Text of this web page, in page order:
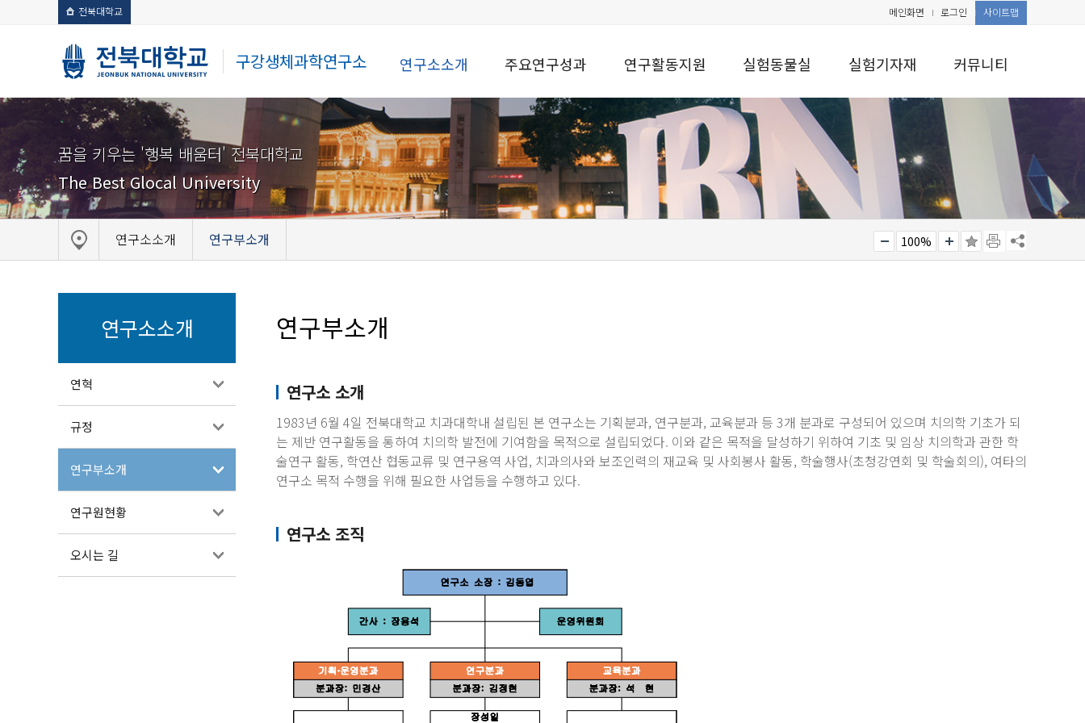
전북대학교
구강생체과학연구소
메인화면 로그인 사이트맵
연구소소개 주요연구성과 연구활동지원 실험동물실 실험기자재 커뮤니티
꿈을 키우는 '행복 배움터' 전북대학교
The Best Glocal University
연구소소개 연구부소개 100%
연구소소개
연혁
규정
연구부소개
연구원현황
오시는 길
연구부소개
연구소 소개
1983년 6월 4일 전북대학교 치과대학내 설립된 본 연구소는 기획분과, 연구분과, 교육분과 등 3개 분과로 구성되어 있으며 치의학 기초가 되
는 제반 연구활동을 통하여 치의학 발전에 기여함을 목적으로 설립되었다. 이와 같은 목적을 달성하기 위하여 기초 및 임상 치의학과 관한 학
술연구 활동, 학연산 협동교류 및 연구용역 사업, 치과의사와 보조인력의 재교육 및 사회봉사 활동, 학술행사(초청강연회 및 학술회의), 여타의
연구소 목적 수행을 위해 필요한 사업등을 수행하고 있다.
연구소 조직